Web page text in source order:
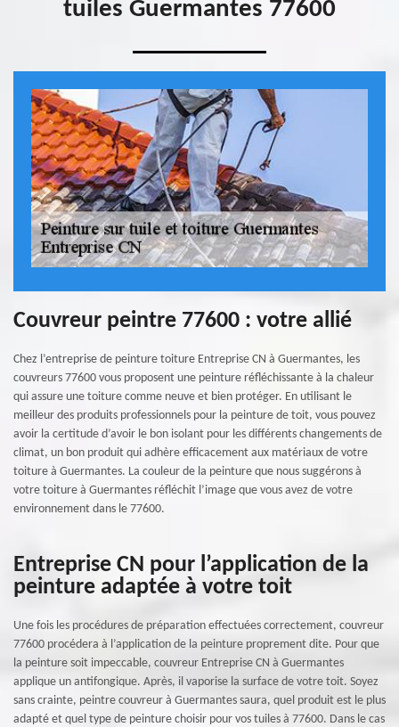
tuiles Guermantes 77600
Couvreur peintre 77600 : votre allié
Chez l’entreprise de peinture toiture Entreprise CN à Guermantes, les
couvreurs 77600 vous proposent une peinture réfléchissante à la chaleur
qui assure une toiture comme neuve et bien protéger. En utilisant le
meilleur des produits professionnels pour la peinture de toit, vous pouvez
avoir la certitude d’avoir le bon isolant pour les différents changements de
climat, un bon produit qui adhère efficacement aux matériaux de votre
toiture à Guermantes. La couleur de la peinture que nous suggérons à
votre toiture à Guermantes réfléchit l’image que vous avez de votre
environnement dans le 77600.
Entreprise CN pour l’application de la
peinture adaptée à votre toit
Une fois les procédures de préparation effectuées correctement, couvreur
77600 procédera à l’application de la peinture proprement dite. Pour que
la peinture soit impeccable, couvreur Entreprise CN à Guermantes
applique un antifongique. Après, il vaporise la surface de votre toit. Soyez
sans crainte, peintre couvreur à Guermantes saura, quel produit est le plus
adapté et quel type de peinture choisir pour vos tuiles à 77600. Dans le cas